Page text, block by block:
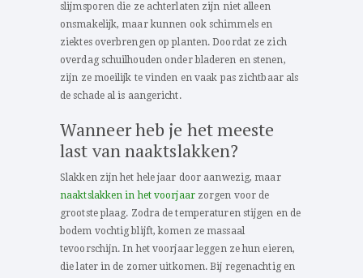
slijmsporen die ze achterlaten zijn niet alleen
onsmakelijk, maar kunnen ook schimmels en
ziektes overbrengen op planten. Doordat ze zich
overdag schuilhouden onder bladeren en stenen,
zijn ze moeilijk te vinden en vaak pas zichtbaar als
de schade al is aangericht.
Wanneer heb je het meeste
last van naaktslakken?
Slakken zijn het hele jaar door aanwezig, maar
naaktslakken in het voorjaarzorgen voor de
grootste plaag. Zodra de temperaturen stijgen en de
bodem vochtig blijft, komen ze massaal
tevoorschijn. In het voorjaar leggen ze hun eieren,
die later in de zomer uitkomen. Bij regenachtig en